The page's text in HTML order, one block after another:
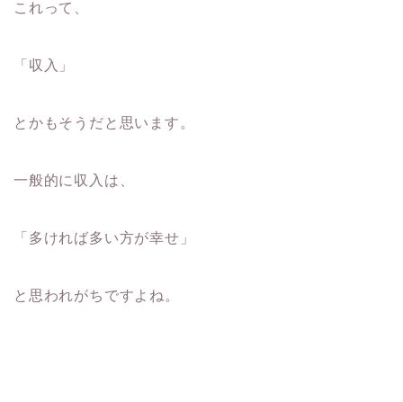
これって、
「収入」
とかもそうだと思います。
一般的に収入は、
「多ければ多い方が幸せ」
と思われがちですよね。